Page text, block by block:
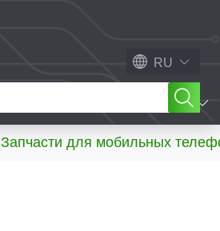
RU
МЕНЮ
Запчасти для мобильных